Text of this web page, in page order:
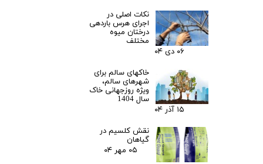
نکات اصلی در
اجرای هرس باردهی
درختان میوه
مختلف
۰۶ دی ۰۴
خاکهای سالم برای
شهرهای سالم،
ویژه روزجهانی خاک
سال 1404
۱۵ آذر ۰۴
نقش کلسیم در
گیاهان
۰۵ مهر ۰۴